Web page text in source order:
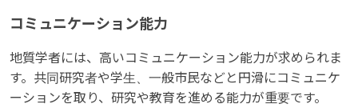
コミュニケーション能力
地質学者には、高いコミュニケーション能力が求められま
す。共同研究者や学生、一般市民などと円滑にコミュニケ
ーションを取り、研究や教育を進める能力が重要です。